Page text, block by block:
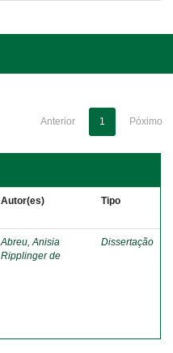
Anterior 1 Póximo
Autor(es) Tipo
Abreu, Anisia
Ripplinger de
Dissertação